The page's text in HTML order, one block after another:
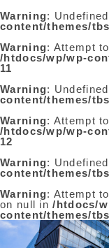
Warning:
content/themes/
Warning: Attempt
/htdocs/wp/wp-
11
Warning:
content/themes/
Warning: Attempt
/htdocs/wp/wp-
12
Warning:
content/themes/
Warning: Attempt
on null in/htdocs/
content/themes/